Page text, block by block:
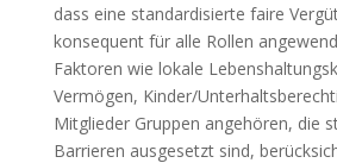
dass eine standardisierte faire
konsequent für alle Rollen
Faktoren wie lokale
Vermögen, Kinder/
Mitglieder Gruppen angehören, die
Barrieren ausgesetzt sind,